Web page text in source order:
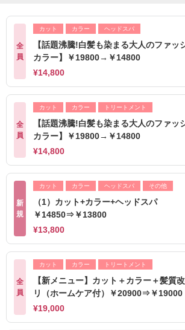
全
員
カット カラー ヘッドスパ
【話題沸騰!白髪も染まる大人のファッ
カラー】￥19800→￥14800
¥14,800
全
員
カット カラー トリートメント
【話題沸騰!白髪も染まる大人のファッ
カラー】￥19800→￥14800
¥14,800
新
規
カット カラー ヘッドスパ その他
（1）カット+カラー+ヘッドスパ
￥14850⇒￥13800
¥13,800
全
員
カット カラー トリートメント
【新メニュー】カット＋カラー＋髪質
リ（ホームケア付）￥20900⇒￥19000
¥19,000